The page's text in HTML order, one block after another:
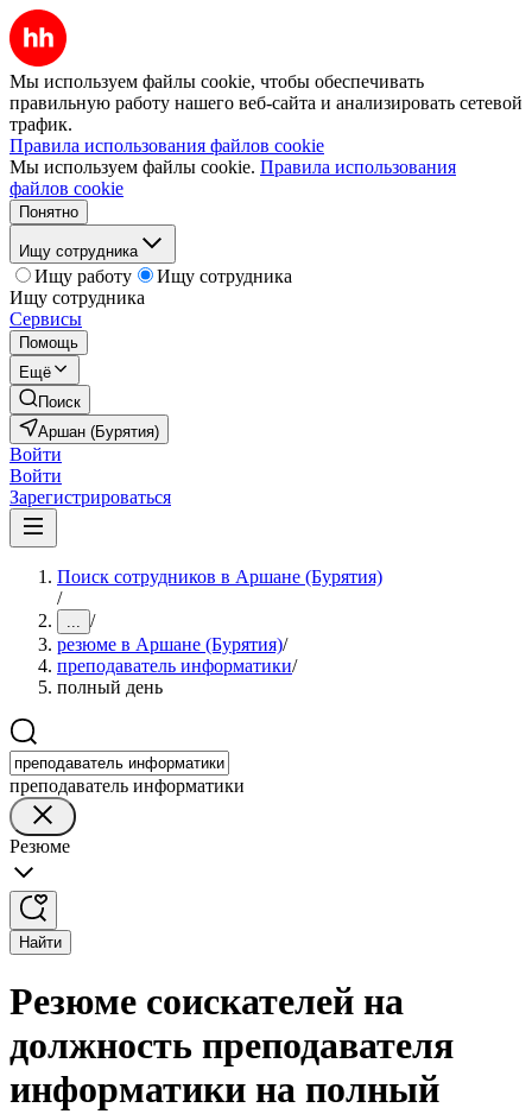
Мы используем файлы cookie, чтобы обеспечивать
правильную работу нашего веб-сайта и анализировать сетевой
трафик.
Правила использования файлов cookie
Мы используем файлы cookie. Правила использования
файлов cookie
Понятно
Ищу сотрудника
Ищу работу
Ищу сотрудника
Ищу сотрудника
Сервисы
Помощь
Ещё
Поиск
Аршан (Бурятия)
Войти
Войти
Зарегистрироваться
Поиск сотрудников в Аршане (Бурятия)
/
... /
резюме в Аршане (Бурятия)/
преподаватель информатики/
полный день
преподаватель информатики
Резюме
Найти
Резюме соискателей на
должность преподавателя
информатики на полный